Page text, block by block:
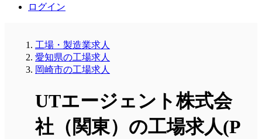
ログイン
工場・製造業求人
愛知県の工場求人
岡崎市の工場求人
UTエージェント株式会
社（関東）の工場求人(P